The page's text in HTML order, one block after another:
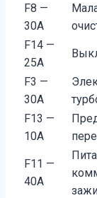
F8 —
30А
F14 —
25А
F3 —
30А
F13 —
10А
F11 —
40А